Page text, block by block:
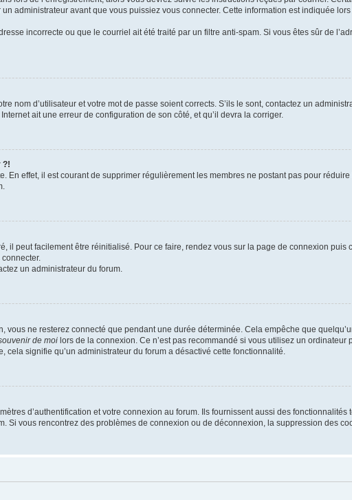
administrateur avant que vous puissiez vous connecter. Cette information est indiquée
incorrecte ou que le courriel ait été traité par un filtre anti-spam. Si vous êtes sûr de
nom d’utilisateur et votre mot de passe soient corrects. S’ils le sont, contactez un
ait une erreur de configuration de son côté, et qu’il devra la corriger.
?!
En effet, il est courant de supprimer régulièrement les membres ne postant pas pour
il peut facilement être réinitialisé. Pour ce faire, rendez vous sur la page de connexion puis
un administrateur du forum.
vous ne resterez connecté que pendant une durée déterminée. Cela empêche que
de moi lors de la connexion. Ce n’est pas recommandé si vous utilisez un ordinateur
signifie qu’un administrateur du forum a désactivé cette fonctionnalité.
d’authentification et votre connexion au forum. Ils fournissent aussi des
Si vous rencontrez des problèmes de connexion ou de déconnexion, la suppression des